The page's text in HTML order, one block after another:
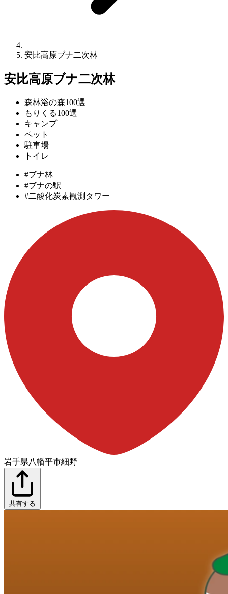
安比高原ブナ二次林
安比高原ブナ二次林
森林浴の森100選
もりくる100選
キャンプ
ペット
駐車場
トイレ
#ブナ林
#ブナの駅
#二酸化炭素観測タワー
岩手県八幡平市細野
共有する